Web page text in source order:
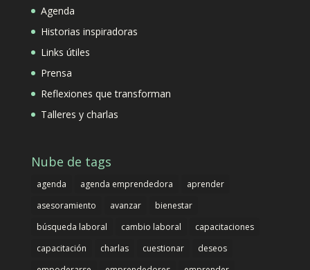
Agenda
Historias inspiradoras
Links útiles
Prensa
Reflexiones que transforman
Talleres y charlas
Nube de tags
agenda agenda emprendedora
aprender
asesoramiento
avanzar
bienestar
búsqueda laboral
cambio laboral
capacitaciones
capacitación
charlas cuestionar
deseos